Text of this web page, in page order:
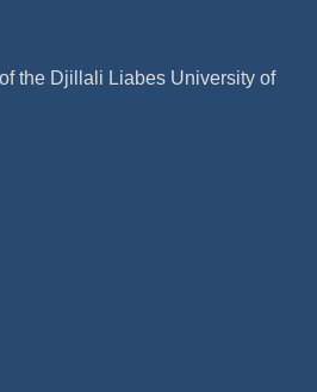
the Djillali Liabes University of